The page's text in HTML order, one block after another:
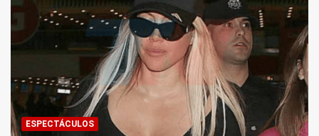
ESPECTÁCULOS